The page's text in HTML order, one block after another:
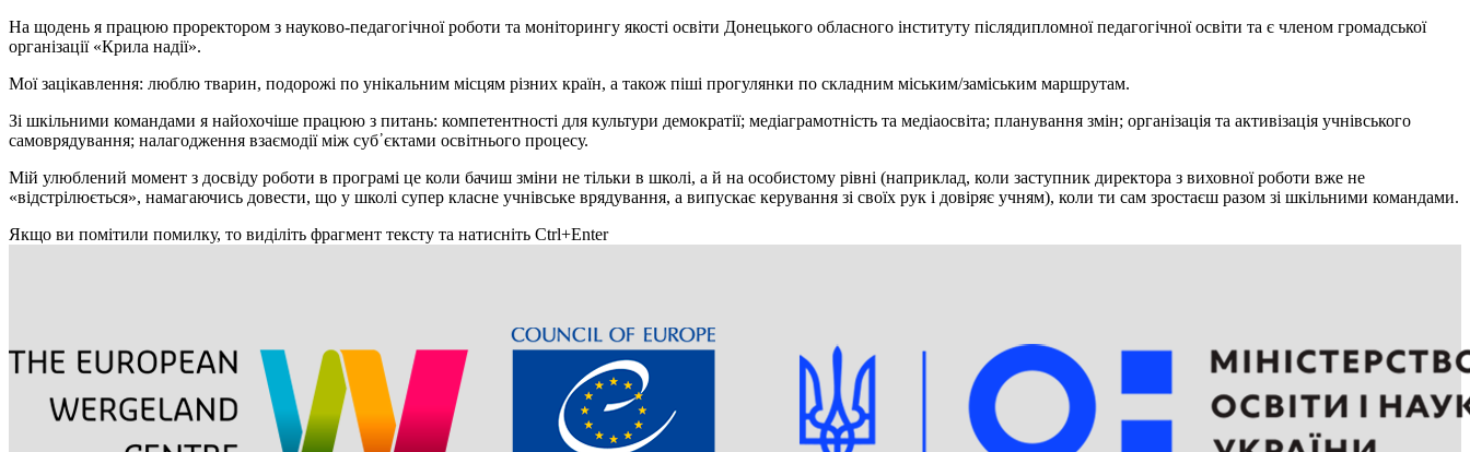
На щодень я працюю проректором з науково-педагогічної роботи та моніторингу якості освіти Донецького обласного інституту післядипломної педагогічної освіти та є членом громадської
організації «Крила надії».
Мої зацікавлення: люблю тварин, подорожі по унікальним місцям різних країн, а також піші прогулянки по складним міським/заміським маршрутам.
Зі шкільними командами я найохочіше працюю з питань: компетентності для культури демократії; медіаграмотність та медіаосвіта; планування змін; організація та активізація учнівського
самоврядування; налагодження взаємодії між суб᾿єктами освітнього процесу.
Мій улюблений момент з досвіду роботи в програмі це коли бачиш зміни не тільки в школі, а й на особистому рівні (наприклад, коли заступник директора з виховної роботи вже не
«відстрілюється», намагаючись довести, що у школі супер класне учнівське врядування, а випускає керування зі своїх рук і довіряє учням), коли ти сам зростаєш разом зі шкільними командами.
Якщо ви помітили помилку, то виділіть фрагмент тексту та натисніть Ctrl+Enter